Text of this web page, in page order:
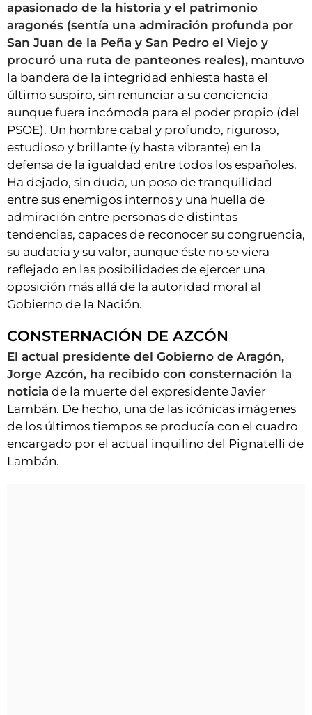
apasionado de la historia y el patrimonio
aragonés (sentía una admiración profunda por
San Juan de la Peña y San Pedro el Viejo y
procuró una ruta de panteones reales), mantuvo
la bandera de la integridad enhiesta hasta el
último suspiro, sin renunciar a su conciencia
aunque fuera incómoda para el poder propio (del
PSOE). Un hombre cabal y profundo, riguroso,
estudioso y brillante (y hasta vibrante) en la
defensa de la igualdad entre todos los españoles.
Ha dejado, sin duda, un poso de tranquilidad
entre sus enemigos internos y una huella de
admiración entre personas de distintas
tendencias, capaces de reconocer su congruencia,
su audacia y su valor, aunque éste no se viera
reflejado en las posibilidades de ejercer una
oposición más allá de la autoridad moral al
Gobierno de la Nación.
CONSTERNACIÓN DE AZCÓN​
El actual presidente del Gobierno de Aragón,
Jorge Azcón, ha recibido con consternación la
noticia de la muerte del expresidente Javier
Lambán. De hecho, una de las icónicas imágenes
de los últimos tiempos se producía con el cuadro
encargado por el actual inquilino del Pignatelli de
Lambán.